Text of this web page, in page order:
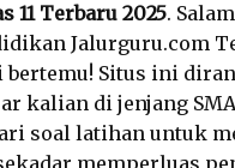
11 Terbaru 2025.
Jalurguru.com
bertemu! Situs ini
kalian di jenjang
soal latihan untuk
memperluas